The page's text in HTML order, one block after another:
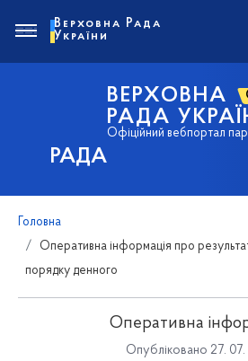
РАДА
ВЕРХОВНА
РАДА
Офіційний вебпортал
Верховна Рада
України
Головна
Оперативна інформація про
порядку денного
Оперативна
Опубліковано 27.